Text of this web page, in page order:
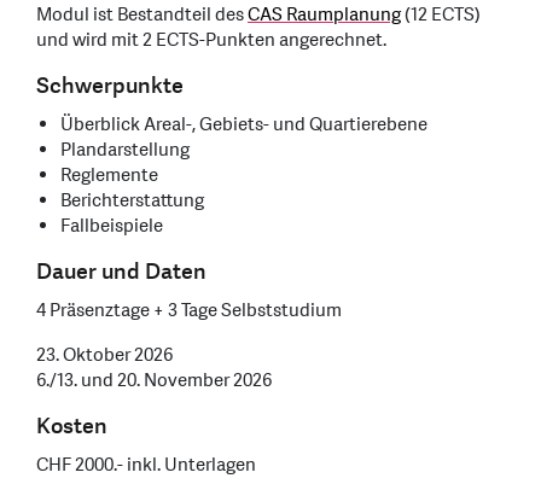
Modul ist Bestandteil desCAS Raumplanung(12 ECTS)
und wird mit 2 ECTS-Punkten angerechnet.
Schwerpunkte
Überblick Areal-, Gebiets- und Quartierebene
Plandarstellung
Reglemente
Berichterstattung
Fallbeispiele
Dauer und Daten
4 Präsenztage + 3 Tage Selbststudium
23. Oktober 2026
6./13. und 20. November 2026
Kosten
CHF 2000.- inkl. Unterlagen